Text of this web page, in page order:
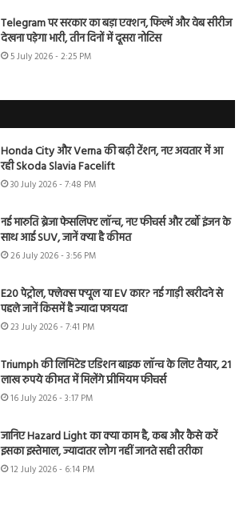
Telegram पर सरकार का बड़ा एक्शन, फिल्में और वेब सीरीज
देखना पड़ेगा भारी, तीन दिनों में दूसरा नोटिस
5 July 2026 - 2:25 PM
Honda City और Verna की बढ़ी टेंशन, नए अवतार में आ
रही Skoda Slavia Facelift
30 July 2026 - 7:48 PM
नई मारुति ब्रेजा फेसलिफ्ट लॉन्च, नए फीचर्स और टर्बो इंजन के
साथ आई SUV, जानें क्या है कीमत
26 July 2026 - 3:56 PM
E20 पेट्रोल, फ्लेक्स फ्यूल या EV कार? नई गाड़ी खरीदने से
पहले जानें किसमें है ज्यादा फायदा
23 July 2026 - 7:41 PM
Triumph की लिमिटेड एडिशन बाइक लॉन्च के लिए तैयार, 21
लाख रुपये कीमत में मिलेंगे प्रीमियम फीचर्स
16 July 2026 - 3:17 PM
जानिए Hazard Light का क्या काम है, कब और कैसे करें
इसका इस्तेमाल, ज्यादातर लोग नहीं जानते सही तरीका
12 July 2026 - 6:14 PM